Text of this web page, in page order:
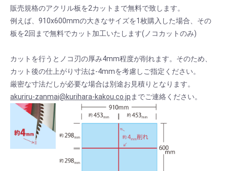
販売規格のアクリル板を2カットまで無料で致します。
例えば、910x600mmの大きなサイズを1枚購入した場合、その
板を2回まで無料でカット加工いたします(ノコカットのみ)
カットを行うとノコ刃の厚み4mm程度が削れます。そのため、
カット後の仕上がり寸法は-4mmを考慮しご指定ください。
厳密な寸法だしが必要な場合は別途お見積りとなります。
akuriru-zanmai@kurihara-kakou.co.jp までご連絡ください。